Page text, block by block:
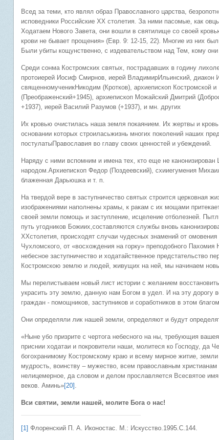
Всед за теми, кто являл образ Православного царства,
исповедники Российские ХХ столетия. За ними пасомые, как
Ходатаем Нового Завета, они вошли в святилище со своей
крови не бывает прощения» (Евр. 9: 12-15, 22). Многие из них
Были убиты кощунственно, с издевательством над Тем, кому
Среди сонма Костромских святых, пострадавших в годину
протоиерей Иосиф Смирнов, иерей ВладимирИльинский, диакон
священномученикНикодим (Кротков), архиепископ Костромской
(Преображенский+1945), архиепископ Можайский Дмитрий
+1937), иерей Василий Разумов (+1937), и мн. других
Их кровью очистилась наша земля покаянием. Их жертвы и
основании которых строиласьжизнь многих поколений наших
постулатыПравославия во главу своих ценностей и убеждений.
Наряду с ними вспомним и имена тех, кто еще не
народом.Архиепископ Федор (Поздеевский), схииегумения
блаженная Дарьюшка и т. п.
На твердой вере в заступничество святых строится церковная
изображениями наполнены храмы, к ракам с их мощами
своей земли помощь и заступление, исцеление отболезней.
путь угодников Божиих,составляются службы вновь
XXстолетия, происходят случаи чудесных знамений от
Чухломского, от «восхождения на горку» преподобного
небесное заступничество и ходатайственное предстательство
Костромскою землю и людей, живущих на ней, мы начинаем
Мы перелистываем новый лист истории с желанием
украсить эту землю, данную нам Богом в удел. И на эту дорогу
граждан - помощников, заступников и соработников в этом
Они определяли лик нашей земли, определяют и будут
«Ныне убо призрите с чертога небесного на ны, требующия
приснии ходатаи и покровители наши, молитеся ко Господу, да
богохранимому Костромскому краю и всему мирное житие,
мудрость, воинству – мужество, всем православным
нелицемерное, да словом и делом прославляется Всесвятое
веков. Аминь»[20] .
Вси святии, земли нашей, молите Бога о нас!
[1] Флоренский П. А. Иконостас. М.: Искусство.1995.С.144.